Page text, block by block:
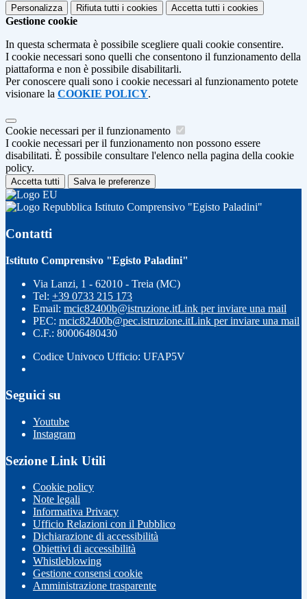
Personalizza Rifiuta tutti i cookies Accetta tutti i cookies
Gestione cookie
In questa schermata è possibile scegliere quali cookie consentire.
I cookie necessari sono quelli che consentono il funzionamento della
piattaforma e non è possibile disabilitarli.
Per conoscere quali sono i cookie necessari al funzionamento potete
visionare la COOKIE POLICY.
Cookie necessari per il funzionamento
I cookie necessari per il funzionamento non possono essere
disabilitati. È possibile consultare l'elenco nella pagina della cookie
policy.
Accetta tutti Salva le preferenze
Istituto Comprensivo "Egisto Paladini"
Contatti
Istituto Comprensivo "Egisto Paladini"
Via Lanzi, 1 - 62010 - Treia (MC)
Tel: +39 0733 215 173
Email: mcic82400b@istruzione.itLink per inviare una mail
PEC: mcic82400b@pec.istruzione.itLink per inviare una mail
C.F.: 80006480430
Codice Univoco Ufficio: UFAP5V
Seguici su
Youtube
Instagram
Sezione Link Utili
Cookie policy
Note legali
Informativa Privacy
Ufficio Relazioni con il Pubblico
Dichiarazione di accessibilità
Obiettivi di accessibilità
Whistleblowing
Gestione consensi cookie
Amministrazione trasparente